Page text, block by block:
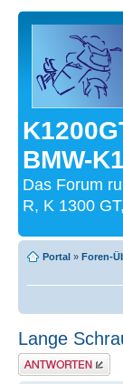
BMW-
Das Forum
R, K 1300
Portal » Foren-
Lange
Antwort schreiben